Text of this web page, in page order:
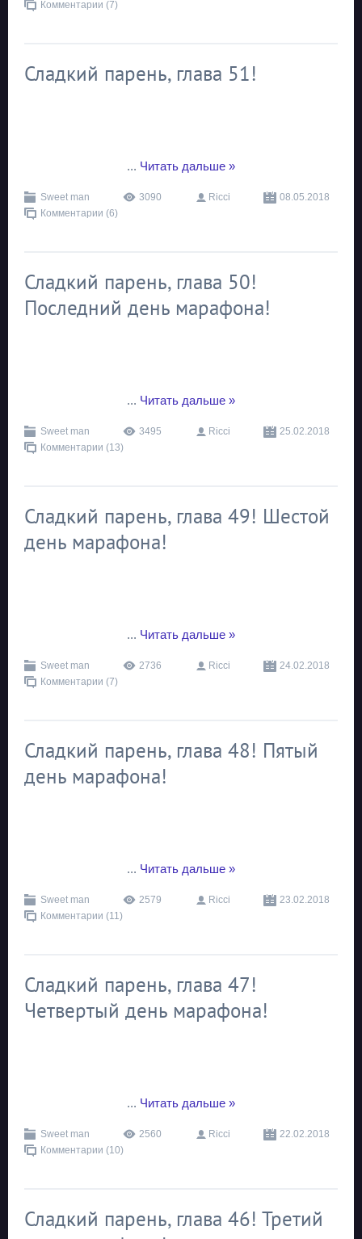
Комментарии (7)
Сладкий парень, глава 51!
... Читать дальше »
Sweet man 3090 Ricci
08.05.2018
Комментарии (6)
Сладкий парень, глава 50!
Последний день марафона!
... Читать дальше »
Sweet man 3495 Ricci
25.02.2018
Комментарии (13)
Сладкий парень, глава 49! Шестой
день марафона!
... Читать дальше »
Sweet man 2736 Ricci
24.02.2018
Комментарии (7)
Сладкий парень, глава 48! Пятый
день марафона!
... Читать дальше »
Sweet man 2579 Ricci
23.02.2018
Комментарии (11)
Сладкий парень, глава 47!
Четвертый день марафона!
... Читать дальше »
Sweet man 2560 Ricci
22.02.2018
Комментарии (10)
Сладкий парень, глава 46! Третий